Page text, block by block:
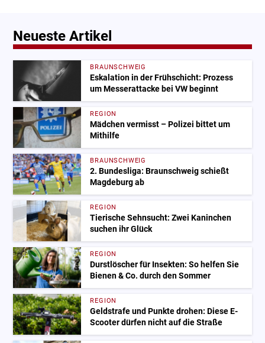
Neueste Artikel
BRAUNSCHWEIG
Eskalation in der Frühschicht: Prozess
um Messerattacke bei VW beginnt
REGION
Mädchen vermisst – Polizei bittet um
Mithilfe
BRAUNSCHWEIG
2. Bundesliga: Braunschweig schießt
Magdeburg ab
REGION
Tierische Sehnsucht: Zwei Kaninchen
suchen ihr Glück
REGION
Durstlöscher für Insekten: So helfen Sie
Bienen & Co. durch den Sommer
REGION
Geldstrafe und Punkte drohen: Diese E-
Scooter dürfen nicht auf die Straße